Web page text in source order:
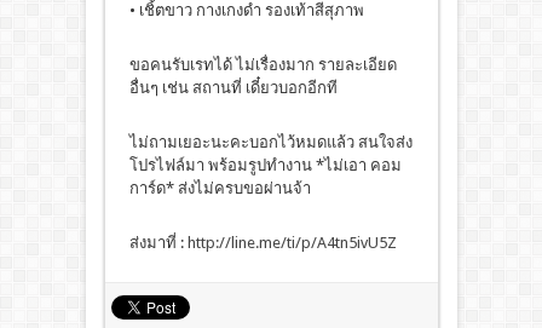
• เชิ้ตขาว กางเกงดำ รองเท้าสีสุภาพ
ขอคนรับเรทได้ ไม่เรื่องมาก รายละเอียด
อื่นๆ เช่น สถานที่ เดี๋ยวบอกอีกที
ไม่ถามเยอะนะคะบอกไว้หมดแล้ว สนใจส่ง
โปรไฟล์มา พร้อมรูปทำงาน *ไม่เอา คอม
การ์ด* ส่งไม่ครบขอผ่านจ้า
ส่งมาที่ : http://line.me/ti/p/A4tn5ivU5Z